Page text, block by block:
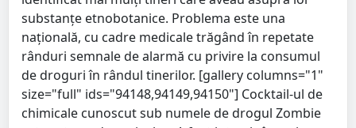
substanțe etnobotanice. Problema este una
națională, cu cadre medicale trăgând în repetate
rânduri semnale de alarmă cu privire la consumul
de droguri în rândul tinerilor. [gallery columns="1"
size="full" ids="94148,94149,94150"] Cocktail-ul de
chimicale cunoscut sub numele de drogul Zombie